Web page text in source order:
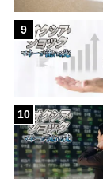
9
10